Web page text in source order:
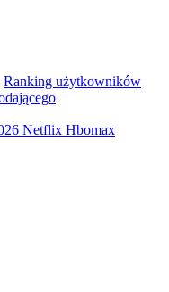
Ranking użytkowników
Netflix Hbomax